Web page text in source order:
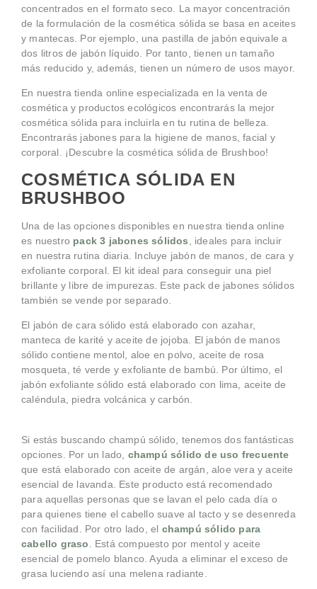
concentrados en el formato seco. La mayor concentración
de la formulación de la cosmética sólida se basa en aceites
y mantecas. Por ejemplo, una pastilla de jabón equivale a
dos litros de jabón líquido. Por tanto, tienen un tamaño
más reducido y, además, tienen un número de usos mayor.
En nuestra tienda online especializada en la venta de
cosmética y productos ecológicos encontrarás la mejor
cosmética sólida para incluirla en tu rutina de belleza.
Encontrarás jabones para la higiene de manos, facial y
corporal. ¡Descubre la cosmética sólida de Brushboo!
COSMÉTICA SÓLIDA EN
BRUSHBOO
Una de las opciones disponibles en nuestra tienda online
es nuestro pack 3 jabones sólidos
, ideales para incluir
en nuestra rutina diaria. Incluye jabón de manos, de cara y
exfoliante corporal. El kit ideal para conseguir una piel
brillante y libre de impurezas. Este pack de jabones sólidos
también se vende por separado.
El jabón de cara sólido está elaborado con azahar,
manteca de karité y aceite de jojoba. El jabón de manos
sólido contiene mentol, aloe en polvo, aceite de rosa
mosqueta, té verde y exfoliante de bambú. Por último, el
jabón exfoliante sólido está elaborado con lima, aceite de
caléndula, piedra volcánica y carbón.
Si estás buscando champú sólido, tenemos dos fantásticas
opciones. Por un lado, champú sólido de uso frecuente
que está elaborado con aceite de argán, aloe vera y aceite
esencial de lavanda. Este producto está recomendado
para aquellas personas que se lavan el pelo cada día o
para quienes tiene el cabello suave al tacto y se desenreda
con facilidad. Por otro lado, el champú sólido para
cabello graso
. Está compuesto por mentol y aceite
esencial de pomelo blanco. Ayuda a eliminar el exceso de
grasa luciendo así una melena radiante.